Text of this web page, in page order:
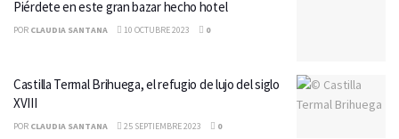
Piérdete en este gran bazar hecho hotel
POR CLAUDIA SANTANA 10 OCTUBRE 2023 0
Castilla Termal Brihuega, el refugio de lujo del siglo
XVIII
POR CLAUDIA SANTANA 25 SEPTIEMBRE 2023 0